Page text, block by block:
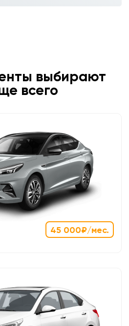
выбирают
всего
45 000₽/мес.